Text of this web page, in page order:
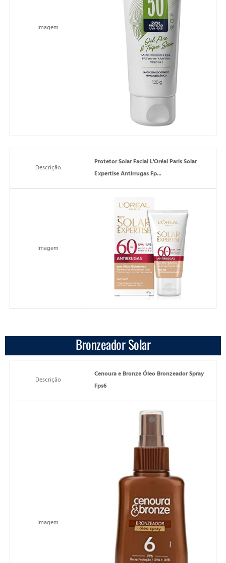
Imagem
Descrição
Protetor Solar Facial L'Oréal Paris Solar
Expertise Antirrugas Fp...
Imagem
Bronzeador Solar
Descrição
Cenoura e Bronze Óleo Bronzeador Spray
Fps6
Imagem